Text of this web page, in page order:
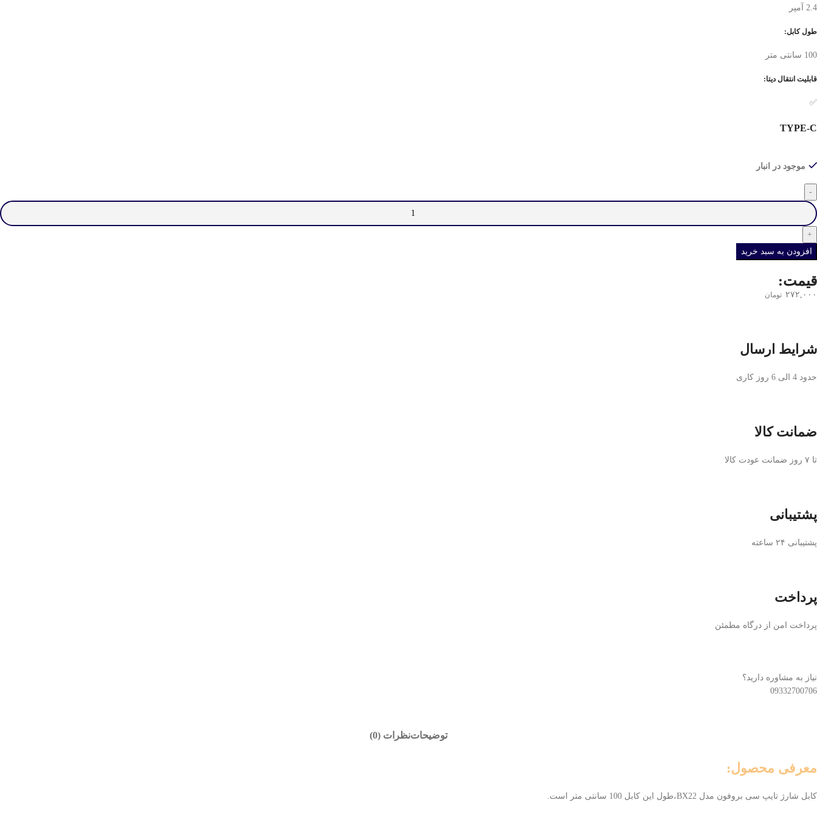
2.4 آمپر
طول کابل:
100 سانتی متر
قابلیت انتقال دیتا:
✅
TYPE-C
موجود در انبار
افزودن به سبد خرید
قیمت:
۲۷۲,۰۰۰ تومان
شرایط ارسال
حدود 4 الی 6 روز کاری
ضمانت کالا
تا ۷ روز ضمانت عودت کالا
پشتیبانی
پشتیبانی ۲۴ ساعته
پرداخت
پرداخت امن از درگاه مطمئن
نیاز به مشاوره دارید؟
09332700706
توضیحاتنظرات (0)
معرفی محصول:
کابل شارژ تایپ سی بروفون مدل BX22،طول این کابل 100 سانتی متر است.